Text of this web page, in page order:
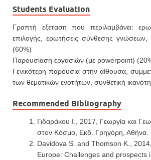
Students Evaluation
Γραπτή εξέταση που περιλαμβάνει:
επιλογής, ερωτήσεις σύνθεσης γνώσεων,
(60%)
Παρουσίαση εργασιών (με powerpoint)
Γενικότερη παρουσία στην αίθουσα,
των θεματικών ενοτήτων, συνθετική
Recommended Bibliography
Γιδαράκου Ι., 2017, Γεωργία και
στον Κόσμο, Εκδ. Γρηγόρη, Αθήνα.
Davidova S. and Thomson K.,
Europe: Challenges and prospects